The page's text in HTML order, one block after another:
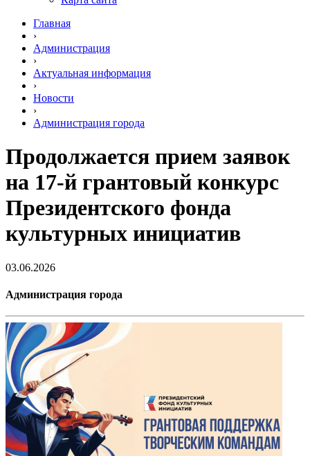
Главная
›
Администрация
›
Актуальная информация
›
Новости
›
Администрация города
Продолжается прием заявок
на 17-й грантовый конкурс
Президентского фонда
культурных инициатив
03.06.2026
Администрация города